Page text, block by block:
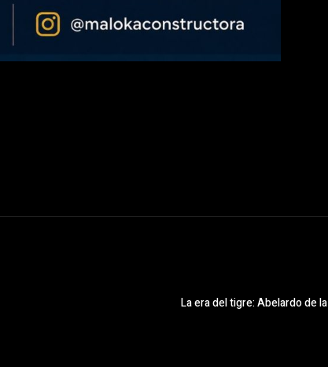
La era del tigre: Abelardo de